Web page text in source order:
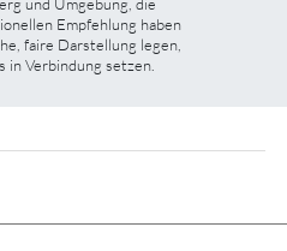
Empfehlung haben
faire Darstellung legen,
in Verbindung setzen.